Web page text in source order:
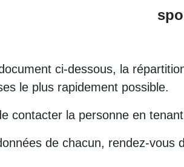
ci-dessous, la
le plus rapidement possible.
contacter la personne en
de chacun, rendez-